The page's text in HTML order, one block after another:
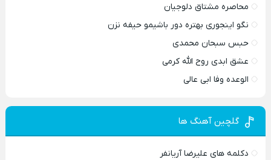
محاصره مشتاق دلوجیان
نگو اینجوری بهتره دور باشیمو حیفه نزن
حبس سبحان محمدی
عشق ابدی روح الله کرمی
الوعده وفا ابی عالی
گلچین آهنگ ها
دکلمه های علیرضا آریانفر